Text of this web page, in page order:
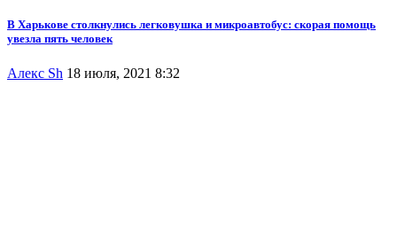
В Харькове столкнулись легковушка и микроавтобус: скорая помощь
увезла пять человек
Алекс Sh 18 июля, 2021 8:32